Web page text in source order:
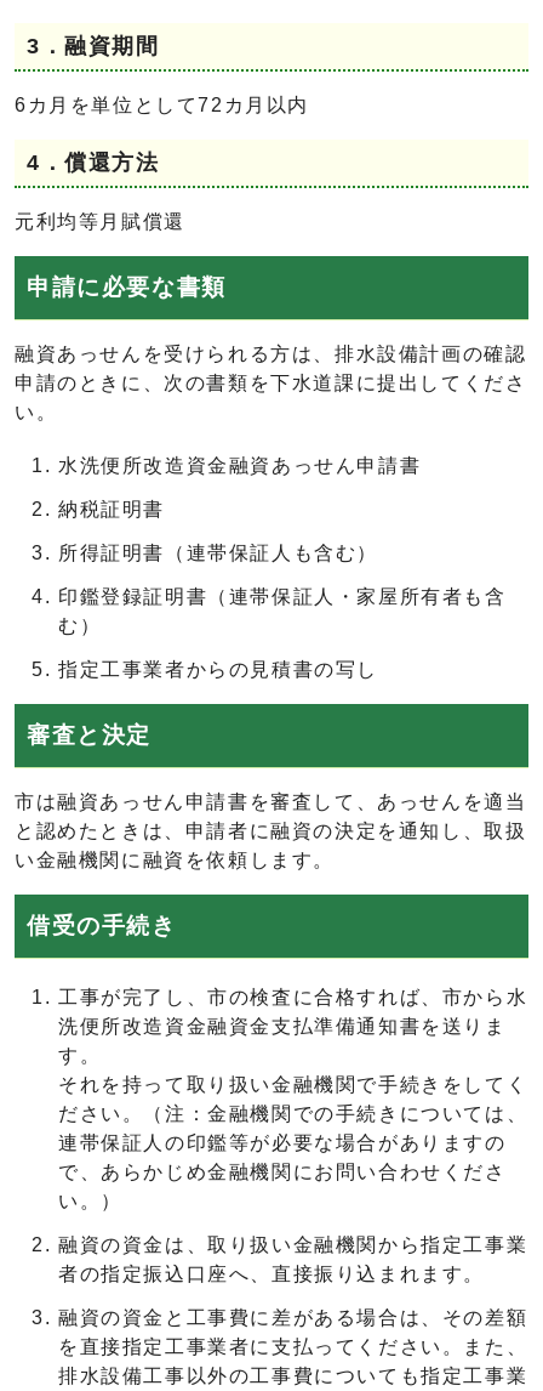
3．融資期間
6カ月を単位として72カ月以内
4．償還方法
元利均等月賦償還
申請に必要な書類
融資あっせんを受けられる方は、排水設備計画の確認
申請のときに、次の書類を下水道課に提出してくださ
い。
水洗便所改造資金融資あっせん申請書
納税証明書
所得証明書（連帯保証人も含む）
印鑑登録証明書（連帯保証人・家屋所有者も含
む）
指定工事業者からの見積書の写し
審査と決定
市は融資あっせん申請書を審査して、あっせんを適当
と認めたときは、申請者に融資の決定を通知し、取扱
い金融機関に融資を依頼します。
借受の手続き
工事が完了し、市の検査に合格すれば、市から水
洗便所改造資金融資金支払準備通知書を送りま
す。
それを持って取り扱い金融機関で手続きをしてく
ださい。（注：金融機関での手続きについては、
連帯保証人の印鑑等が必要な場合がありますの
で、あらかじめ金融機関にお問い合わせくださ
い。）
融資の資金は、取り扱い金融機関から指定工事業
者の指定振込口座へ、直接振り込まれます。
融資の資金と工事費に差がある場合は、その差額
を直接指定工事業者に支払ってください。また、
排水設備工事以外の工事費についても指定工事業